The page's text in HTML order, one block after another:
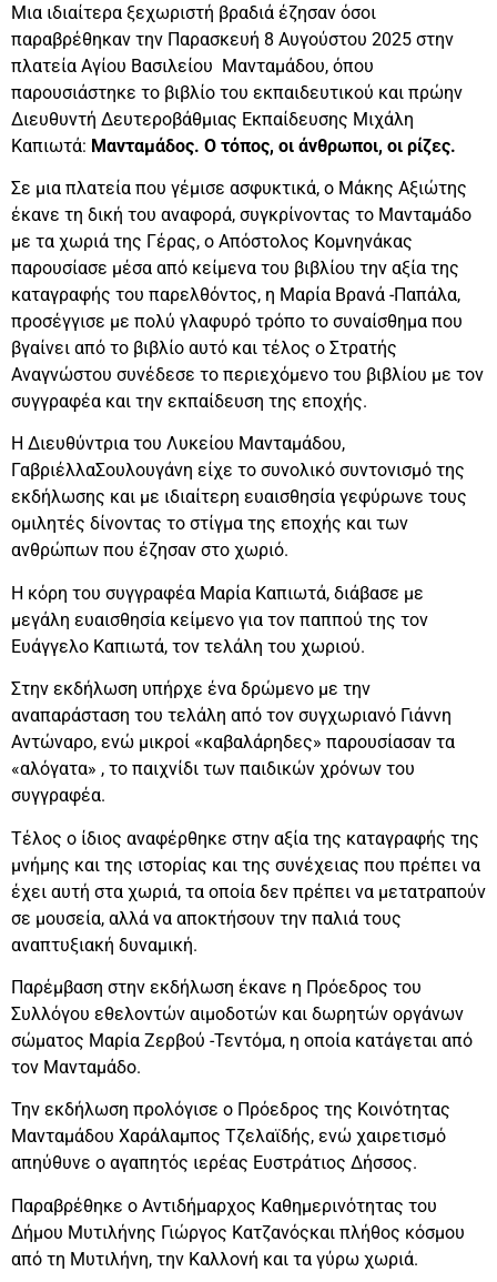
Μια ιδιαίτερα ξεχωριστή βραδιά έζησαν όσοι
παραβρέθηκαν την Παρασκευή 8 Αυγούστου 2025 στην
πλατεία Αγίου Βασιλείου Μανταμάδου, όπου
παρουσιάστηκε το βιβλίο του εκπαιδευτικού και πρώην
Διευθυντή Δευτεροβάθμιας Εκπαίδευσης Μιχάλη
Καπιωτά: Μανταμάδος. Ο τόπος, οι άνθρωποι, οι ρίζες.
Σε μια πλατεία που γέμισε ασφυκτικά, ο Μάκης Αξιώτης
έκανε τη δική του αναφορά, συγκρίνοντας το Μανταμάδο
με τα χωριά της Γέρας, ο Απόστολος Κομνηνάκας
παρουσίασε μέσα από κείμενα του βιβλίου την αξία της
καταγραφής του παρελθόντος, η Μαρία Βρανά -Παπάλα,
προσέγγισε με πολύ γλαφυρό τρόπο το συναίσθημα που
βγαίνει από το βιβλίο αυτό και τέλος ο Στρατής
Αναγνώστου συνέδεσε το περιεχόμενο του βιβλίου με τον
συγγραφέα και την εκπαίδευση της εποχής.
Η Διευθύντρια του Λυκείου Μανταμάδου,
ΓαβριέλλαΣουλουγάνη είχε το συνολικό συντονισμό της
εκδήλωσης και με ιδιαίτερη ευαισθησία γεφύρωνε τους
ομιλητές δίνοντας το στίγμα της εποχής και των
ανθρώπων που έζησαν στο χωριό.
Η κόρη του συγγραφέα Μαρία Καπιωτά, διάβασε με
μεγάλη ευαισθησία κείμενο για τον παππού της τον
Ευάγγελο Καπιωτά, τον τελάλη του χωριού.
Στην εκδήλωση υπήρχε ένα δρώμενο με την
αναπαράσταση του τελάλη από τον συγχωριανό Γιάννη
Αντώναρο, ενώ μικροί «καβαλάρηδες» παρουσίασαν τα
«αλόγατα» , το παιχνίδι των παιδικών χρόνων του
συγγραφέα.
Τέλος ο ίδιος αναφέρθηκε στην αξία της καταγραφής της
μνήμης και της ιστορίας και της συνέχειας που πρέπει να
έχει αυτή στα χωριά, τα οποία δεν πρέπει να μετατραπούν
σε μουσεία, αλλά να αποκτήσουν την παλιά τους
αναπτυξιακή δυναμική.
Παρέμβαση στην εκδήλωση έκανε η Πρόεδρος του
Συλλόγου εθελοντών αιμοδοτών και δωρητών οργάνων
σώματος Μαρία Ζερβού -Τεντόμα, η οποία κατάγεται από
τον Μανταμάδο.
Την εκδήλωση προλόγισε ο Πρόεδρος της Κοινότητας
Μανταμάδου Χαράλαμπος Τζελαϊδής, ενώ χαιρετισμό
απηύθυνε ο αγαπητός ιερέας Ευστράτιος Δήσσος.
Παραβρέθηκε ο Αντιδήμαρχος Καθημερινότητας του
Δήμου Μυτιλήνης Γιώργος Κατζανόςκαι πλήθος κόσμου
από τη Μυτιλήνη, την Καλλονή και τα γύρω χωριά.